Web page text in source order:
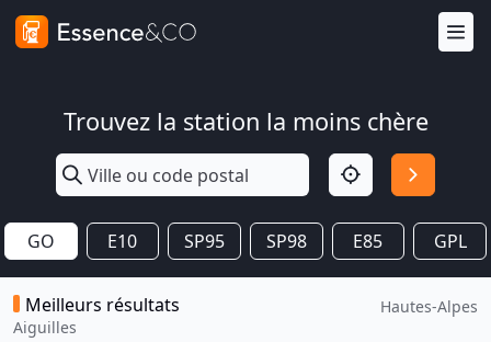
Trouvez la station la moins chère
GO E10 SP95 SP98 E85 GPL
Meilleurs résultats
Aiguilles
Hautes-Alpes